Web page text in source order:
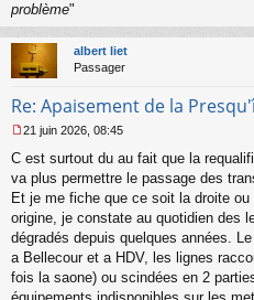
problème"
albert liet
Passager
Re: Apaisement de la
e
s
s
a
g
e
n
o
21 juin 2026, 08:45
C est surtout du au fait que la
va plus permettre le passage des
Et je me fiche que ce soit la droite
origine, je constate au quotidien des
dégradés depuis quelques années.
a Bellecour et a HDV, les lignes
fois la saone) ou scindées en 2